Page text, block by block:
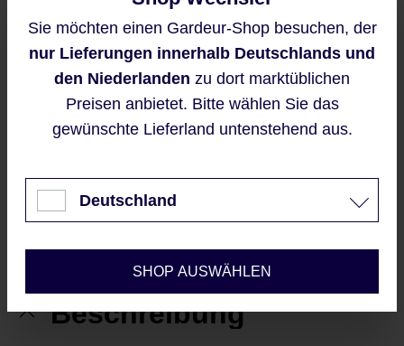
Sofort verfügbar, Lieferzeit: 2-5 Werktage
IN DEN WARENKORB
Sieht gut aus?
MERKE ICH MIR |
Beschreibung
Sie möchten einen Gardeur-Shop besuchen, der
nur Lieferungen innerhalb Deutschlands und
den Niederlanden zu dort marktüblichen
Preisen anbietet. Bitte wählen Sie das
gewünschte Lieferland untenstehend aus.
Deutschland
SHOP AUSWÄHLEN
Diese Website verwendet Cookies,
um eine bestmögliche Erfahrung
bieten zu können.